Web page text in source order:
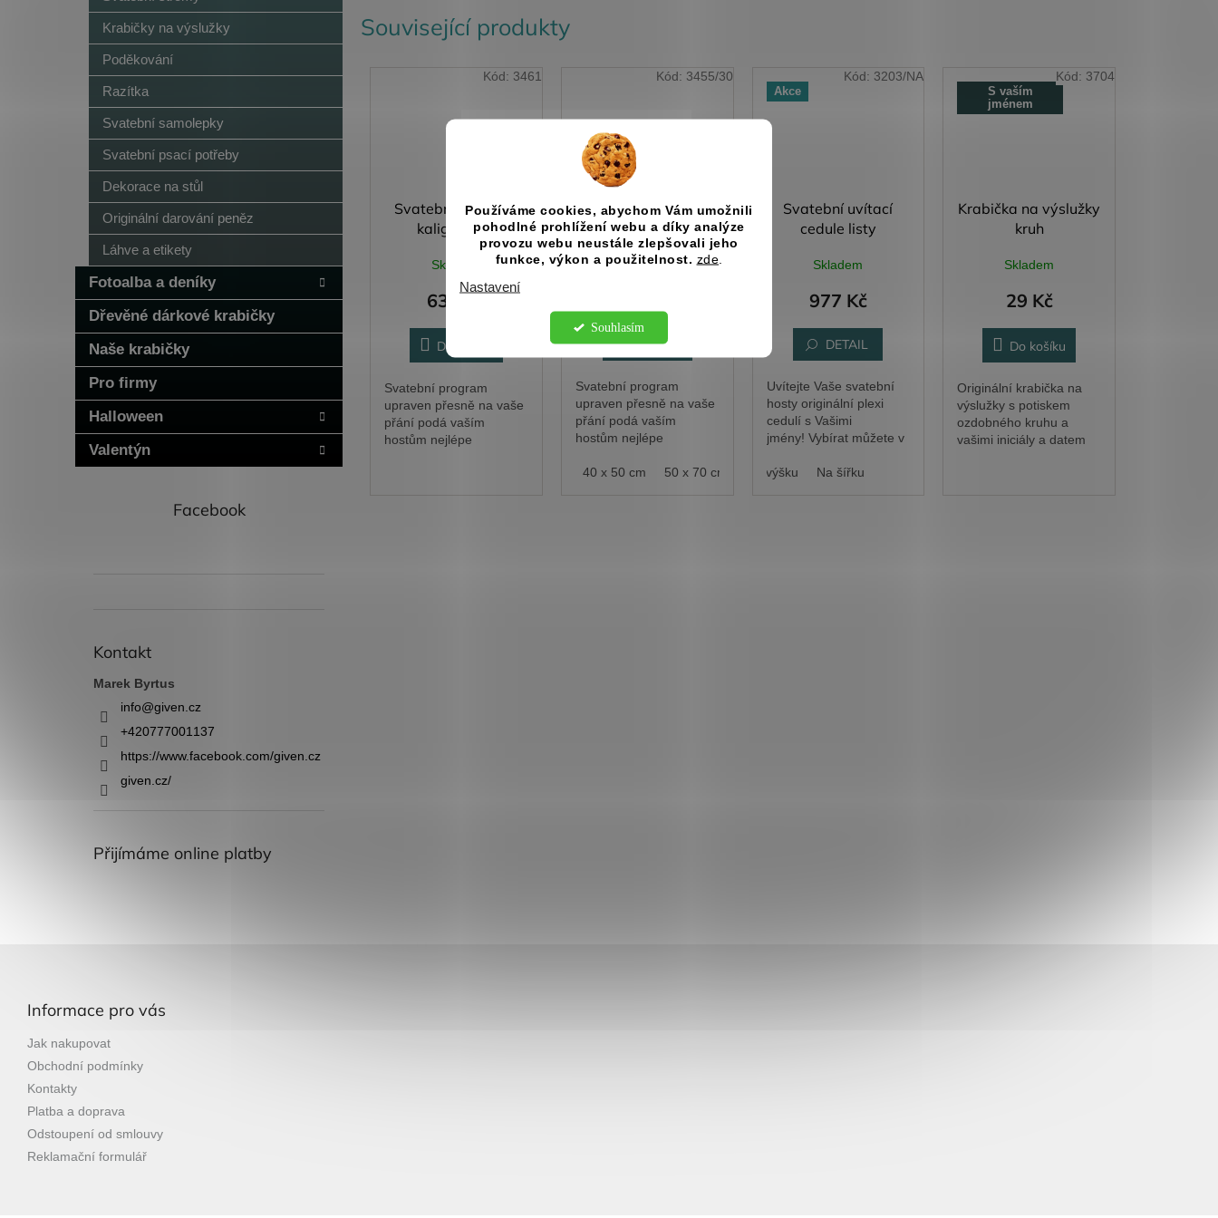
Používáme cookies, abychom Vám umožnili
pohodlné prohlížení webu a díky analýze
provozu webu neustále zlepšovali jeho
funkce, výkon a použitelnost. zde
Nastavení
Souhlasím
Krabičky na výslužky
Poděkování
Razítka
Svatební samolepky
Svatební psací potřeby
Dekorace na stůl
Originální darování peněz
Láhve a etikety
Fotoalba a deníky
Dřevěné dárkové krabičky
Naše krabičky
Pro firmy
Halloween
Valentýn
Facebook
Kontakt
Marek Byrtus
info@given.cz
+420777001137
https://www.facebook.com/given.cz
given.cz/
Přijímáme online platby
Související produkty
Svatební program
kaligrafický
Skladem
637 Kč
Do košíku
Svatební program
upraven přesně na vaše
přání podá vaším
hostům nejlépe
Kód: 3461
Svatební program
jednoduchý v rámu
Skladem
DETAIL
Svatební program
upraven přesně na vaše
přání podá vaším
hostům nejlépe
vašeho svatebního dne.
40 x 50 cm 50 x 70 cm
Kód: 3455/30
Akce
Svatební uvítací
cedule listy
Skladem
977 Kč
DETAIL
Uvítejte Vaše svatební
hosty originální plexi
cedulí s Vašimi
jmény! Vybírat můžete v
výšku.
Na výšku Na šířku
Kód: 3203/NA
S vaším
jménem
Krabička na výslužky
kruh
Skladem
29 Kč
Do košíku
Originální krabička na
výslužky s potiskem
ozdobného kruhu a
vašimi iniciály a datem
Kód: 3704
Informace pro vás
Jak nakupovat
Obchodní podmínky
Kontakty
Platba a doprava
Odstoupení od smlouvy
Reklamační formulář